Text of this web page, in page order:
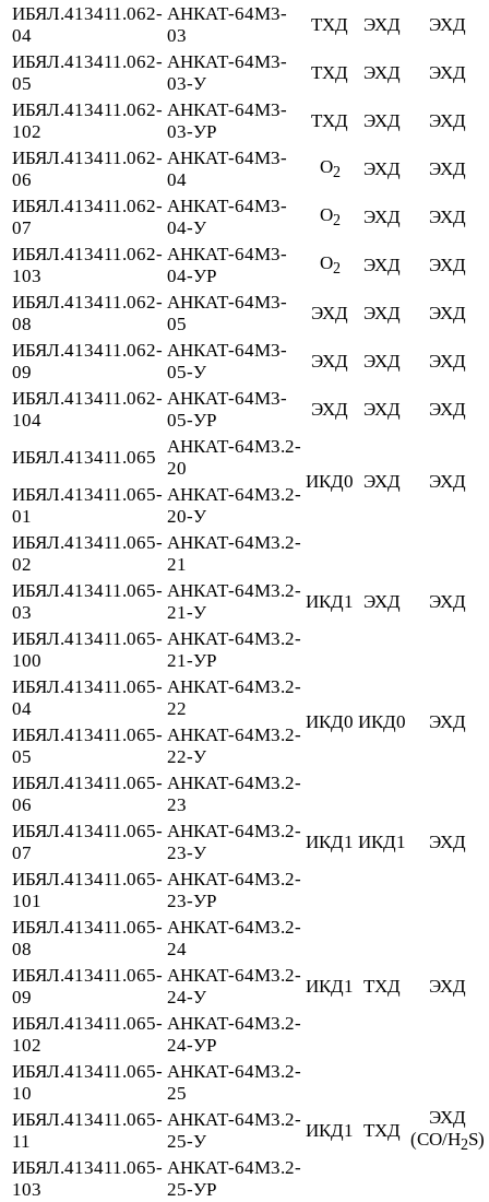
ИБЯЛ.413411.062-
04
АНКАТ-64М3-
03
ТХД ЭХД
ЭХД
ИБЯЛ.413411.062-
05
АНКАТ-64М3-
03-У
ТХД ЭХД
ЭХД
ИБЯЛ.413411.062-
102
АНКАТ-64М3-
03-УР
ТХД ЭХД
ЭХД
ИБЯЛ.413411.062-
06
АНКАТ-64М3-
04
O2 ЭХД
ЭХД
ИБЯЛ.413411.062-
07
АНКАТ-64М3-
04-У
O2 ЭХД
ЭХД
ИБЯЛ.413411.062-
103
АНКАТ-64М3-
04-УР
O2 ЭХД
ЭХД
ИБЯЛ.413411.062-
08
АНКАТ-64М3-
05
ЭХД ЭХД
ЭХД
ИБЯЛ.413411.062-
09
АНКАТ-64М3-
05-У
ЭХД ЭХД
ЭХД
ИБЯЛ.413411.062-
104
АНКАТ-64М3-
05-УР
ЭХД ЭХД ЭХД
ИБЯЛ.413411.065
АНКАТ-64М3.2-
20
ИКД0 ЭХД ЭХД
ИБЯЛ.413411.065-
01
АНКАТ-64М3.2-
20-У
ИБЯЛ.413411.065-
02
АНКАТ-64М3.2-
21
ИКД1 ЭХД ЭХД
ИБЯЛ.413411.065-
03
АНКАТ-64М3.2-
21-У
ИБЯЛ.413411.065-
100
АНКАТ-64М3.2-
21-УР
ИБЯЛ.413411.065-
04
АНКАТ-64М3.2-
22
ИКД0 ИКД0 ЭХД
ИБЯЛ.413411.065-
05
АНКАТ-64М3.2-
22-У
ИБЯЛ.413411.065-
06
АНКАТ-64М3.2-
23
ИКД1 ИКД1 ЭХД
ИБЯЛ.413411.065-
07
АНКАТ-64М3.2-
23-У
ИБЯЛ.413411.065-
101
АНКАТ-64М3.2-
23-УР
ИБЯЛ.413411.065-
08
АНКАТ-64М3.2-
24
ИКД1 ТХД ЭХД
ИБЯЛ.413411.065-
09
АНКАТ-64М3.2-
24-У
ИБЯЛ.413411.065-
102
АНКАТ-64М3.2-
24-УР
ИБЯЛ.413411.065-
10
АНКАТ-64М3.2-
25
ИКД1 ТХД
ЭХД
(CO/H2S)
ИБЯЛ.413411.065-
11
АНКАТ-64М3.2-
25-У
ИБЯЛ.413411.065-
103
АНКАТ-64М3.2-
25-УР